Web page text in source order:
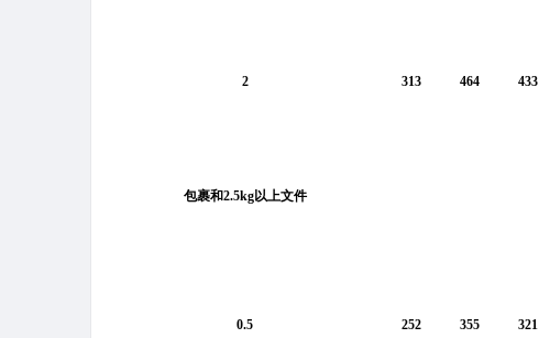
2 313 464 433
包裹和2.5kg以上文件
0.5 252 355 321